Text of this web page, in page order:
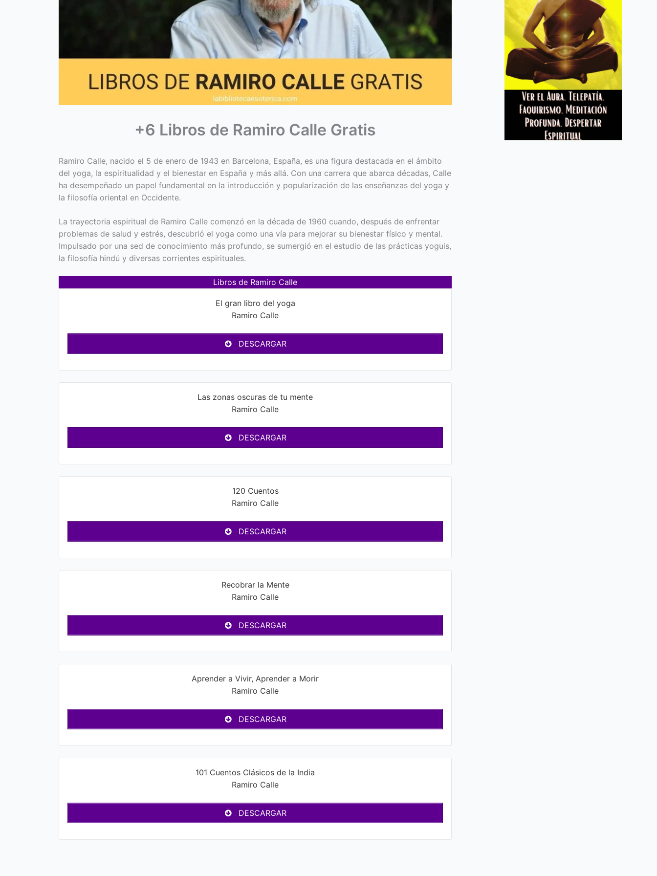
+6 Libros de Ramiro Calle Gratis
Ramiro Calle, nacido el 5 de enero de 1943 en Barcelona, España, es una figura destacada en el ámbito
del yoga, la espiritualidad y el bienestar en España y más allá. Con una carrera que abarca décadas, Calle
ha desempeñado un papel fundamental en la introducción y popularización de las enseñanzas del yoga y
la filosofía oriental en Occidente.
La trayectoria espiritual de Ramiro Calle comenzó en la década de 1960 cuando, después de enfrentar
problemas de salud y estrés, descubrió el yoga como una vía para mejorar su bienestar físico y mental.
Impulsado por una sed de conocimiento más profundo, se sumergió en el estudio de las prácticas yoguis,
la filosofía hindú y diversas corrientes espirituales.
Libros de Ramiro Calle
El gran libro del yoga
Ramiro Calle
DESCARGAR
Las zonas oscuras de tu mente
Ramiro Calle
DESCARGAR
120 Cuentos
Ramiro Calle
DESCARGAR
Recobrar la Mente
Ramiro Calle
DESCARGAR
Aprender a Vivir, Aprender a Morir
Ramiro Calle
DESCARGAR
101 Cuentos Clásicos de la India
Ramiro Calle
DESCARGAR